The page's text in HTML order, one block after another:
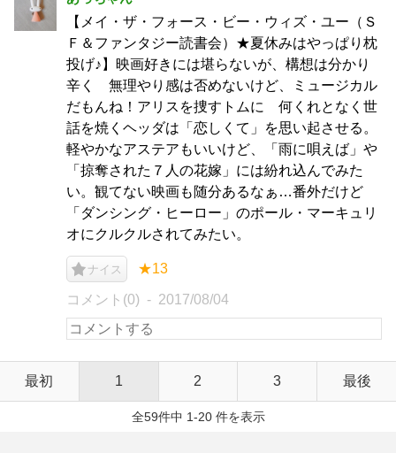
【メイ・ザ・フォース・ビー・ウィズ・ユー（Ｓ
Ｆ＆ファンタジー読書会）★夏休みはやっぱり枕
投げ♪】映画好きには堪らないが、構想は分かり
辛く 無理やり感は否めないけど、ミュージカル
だもんね！アリスを捜すトムに 何くれとなく世
話を焼くヘッダは「恋しくて」を思い起させる。
軽やかなアステアもいいけど、「雨に唄えば」や
「掠奪された７人の花嫁」には紛れ込んでみた
い。観てない映画も随分あるなぁ…番外だけど
「ダンシング・ヒーロー」のポール・マーキュリ
オにクルクルされてみたい。
ナイス ★13
コメント(0) 2017/08/04
最初 1 2 3 最後
全59件中 1-20 件を表示